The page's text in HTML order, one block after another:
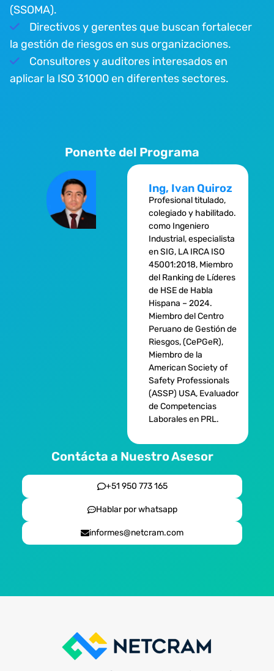
Ponente del Programa
Ing, Ivan Quiroz
Profesional titulado,
colegiado y habilitado.
como Ingeniero
Industrial, especialista
en SIG, LA IRCA ISO
45001:2018, Miembro
del Ranking de Líderes
de HSE de Habla
Hispana – 2024.
Miembro del Centro
Peruano de Gestión de
Riesgos, (CePGeR),
Miembro de la
American Society of
Safety Professionals
(ASSP) USA, Evaluador
de Competencias
Laborales en PRL.
Contácta a Nuestro Asesor
+51 950 773 165
Hablar por whatsapp
informes@netcram.com
(SSOMA).
Directivos y gerentes que buscan fortalecer
la gestión de riesgos en sus organizaciones.
Consultores y auditores interesados en
aplicar la ISO 31000 en diferentes sectores.